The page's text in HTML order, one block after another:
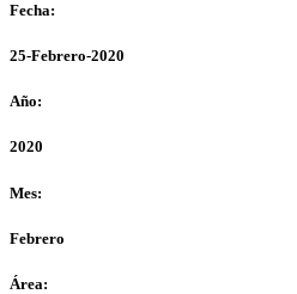
Fecha:
25-Febrero-2020
Año:
2020
Mes:
Febrero
Área: